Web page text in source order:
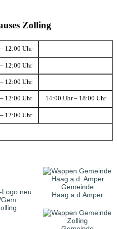
Zolling
12:00 Uhr
12:00 Uhr
12:00 Uhr
12:00 Uhr 14:00 Uhr – 18:00 Uhr
12:00 Uhr
Gemeinde
Haag a.d.Amper